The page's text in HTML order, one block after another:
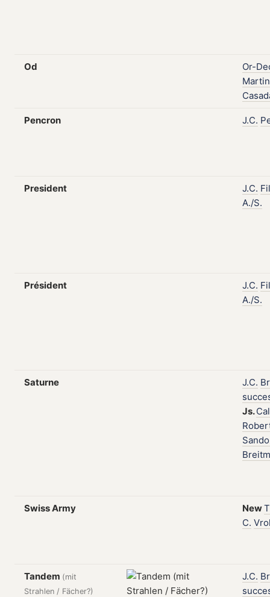
Od
Or-
Martin
Pencron J.C.
President J.C.
A./S.
Président J.C.
A./S.
Saturne J.C.
Js.
Swiss Army New
C.
Tandem (mit
Strahlen / Fächer?)
J.C.